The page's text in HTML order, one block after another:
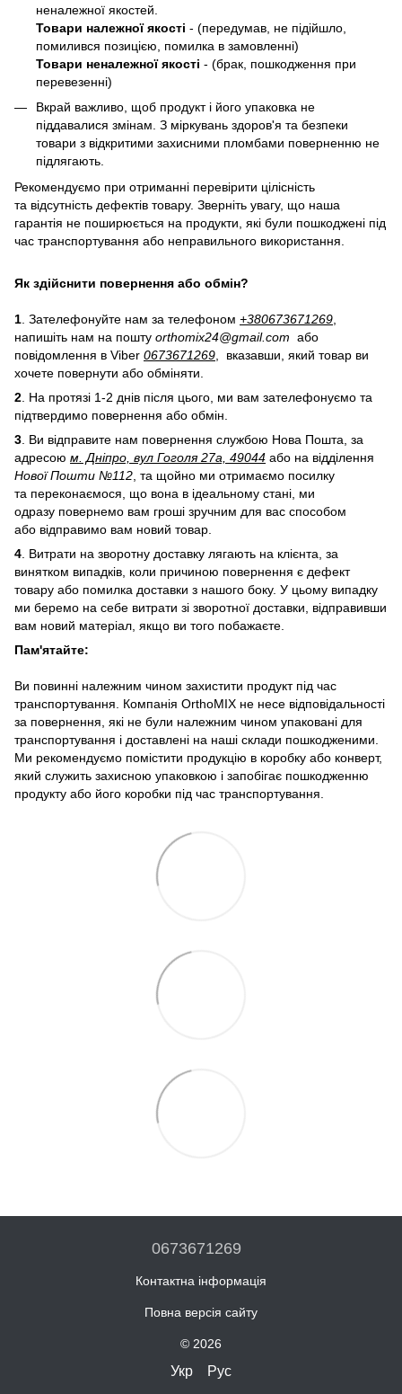
неналежної якостей.
Товари належної якості - (передумав, не підійшло,
помилився позицією, помилка в замовленні)
Товари неналежної якості - (брак, пошкодження при
перевезенні)
Вкрай важливо, щоб продукт і його упаковка не
піддавалися змінам. З міркувань здоров'я та безпеки
товари з відкритими захисними пломбами поверненню не
підлягають.
Рекомендуємо при отриманні перевірити цілісність
та відсутність дефектів товару. Зверніть увагу, що наша
гарантія не поширюється на продукти, які були пошкоджені під
час транспортування або неправильного використання.
Як здійснити повернення або обмін?
1 . Зателефонуйте нам за телефоном +380673671269
напишіть нам на пошту orthomix24@gmail.com або
повідомлення в Viber 0673671269 , вказавши, який товар ви
хочете повернути або обміняти.
2 . На протязі 1-2 днів після цього, ми вам зателефонуємо та
підтвердимо повернення або обмін.
3 . Ви відправите нам повернення службою Нова Пошта, за
адресою м. Дніпро, вул Гоголя 27а, 49044 або на відділення
Нової Пошти №112 , та щойно ми отримаємо посилку
та переконаємося, що вона в ідеальному стані, ми
одразу повернемо вам гроші зручним для вас способом
або відправимо вам новий товар.
4 . Витрати на зворотну доставку лягають на клієнта, за
винятком випадків, коли причиною повернення є дефект
товару або помилка доставки з нашого боку. У цьому випадку
ми беремо на себе витрати зі зворотної доставки, відправивши
вам новий матеріал, якщо ви того побажаєте.
Пам'ятайте:
Ви повинні належним чином захистити продукт під час
транспортування. Компанія OrthoMIX не несе відповідальності
за повернення, які не були належним чином упаковані для
транспортування і доставлені на наші склади пошкодженими.
Ми рекомендуємо помістити продукцію в коробку або конверт,
який служить захисною упаковкою і запобігає пошкодженню
продукту або його коробки під час транспортування.
0673671269
Контактна інформація
Повна версія сайту
© 2026
Укр Рус